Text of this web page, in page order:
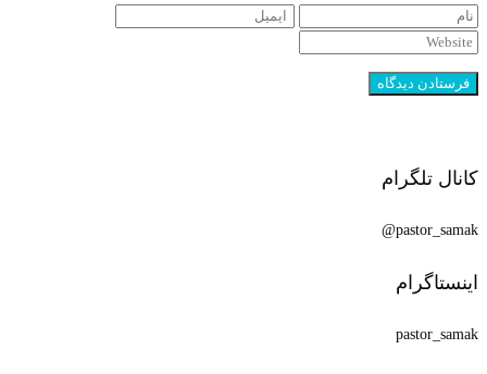
کانال تلگرام
pastor_samak@
اینستاگرام
pastor_samak